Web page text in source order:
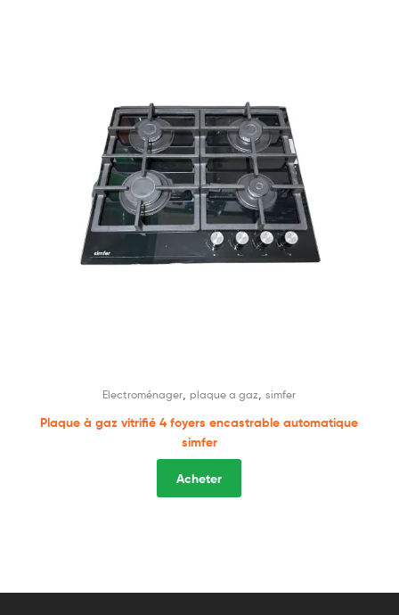
Electroménager, plaque a gaz, simfer
Plaque à gaz vitrifié 4 foyers encastrable automatique
simfer
Acheter